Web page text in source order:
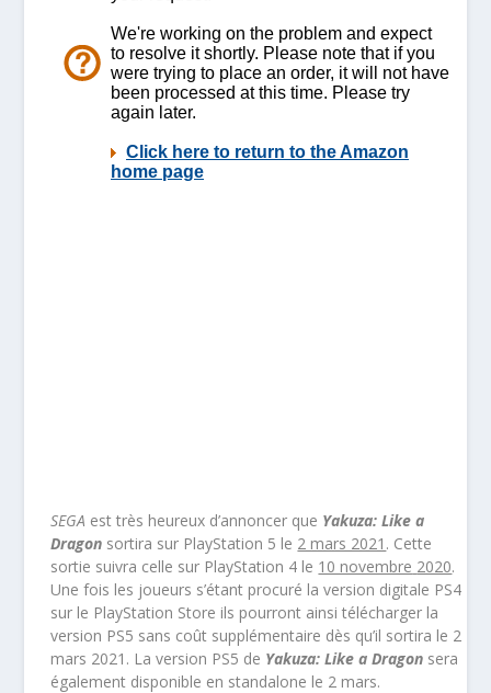
SEGA est très heureux d’annoncer que Yakuza: Like a
Dragon sortira sur PlayStation 5 le 2 mars 2021 . Cette
sortie suivra celle sur PlayStation 4 le 10 novembre 2020.
Une fois les joueurs s’étant procuré la version digitale PS4
sur le PlayStation Store ils pourront ainsi télécharger la
version PS5 sans coût supplémentaire dès qu’il sortira le 2
mars 2021. La version PS5 de Yakuza: Like a Dragon sera
également disponible en standalone le 2 mars.